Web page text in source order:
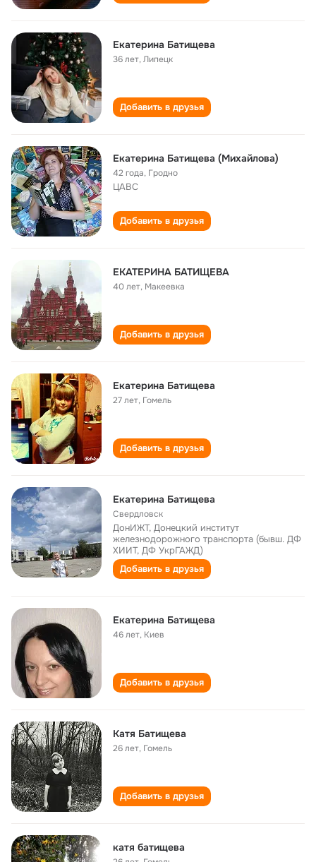
Екатерина Батищева
36 лет,Липецк
Добавить в друзья
Екатерина Батищева (Михайлова)
42 года, Гродно
ЦАВС
Добавить в друзья
ЕКАТЕРИНА БАТИЩЕВА
40 лет, Макеевка
Добавить в друзья
Екатерина Батищева
27 лет, Гомель
Добавить в друзья
Екатерина Батищева
Свердловск
ДонИЖТ, Донецкий институт
железнодорожного транспорта (бывш. ДФ
ХИИТ, ДФ УкрГАЖД)
Добавить в друзья
Екатерина Батищева
46 лет, Киев
Добавить в друзья
Катя Батищева
26 лет, Гомель
Добавить в друзья
катя батищева